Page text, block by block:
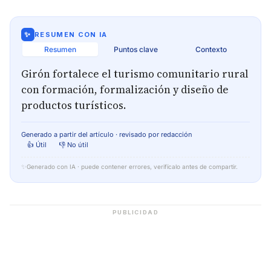
✨ RESUMEN CON IA
Resumen Puntos clave Contexto
Girón fortalece el turismo comunitario rural
con formación, formalización y diseño de
productos turísticos.
Generado a partir del artículo · revisado por redacción
👍 Útil
👎 No útil
✨ Generado con IA · puede contener errores, verifícalo antes de compartir.
PUBLICIDAD